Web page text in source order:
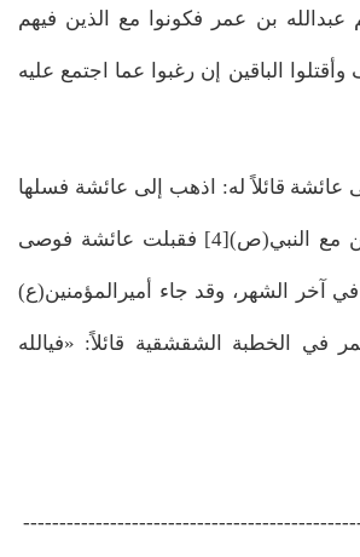
بن عمر فكونوا مع الذين فيهم
الباقين إن رغبوا عما اجتمع عليه
عائشة قائلاً له: اذهب إلى عائشة فسلها
أن تأذن لي أن أُدفن مع النبي(ص)[4] فقبلت عائشة فوصى
آخر الشهر، وقد جاء أميرالمؤمنين(ع)
الخطبة الشقشقية قائلاً: «فيالله